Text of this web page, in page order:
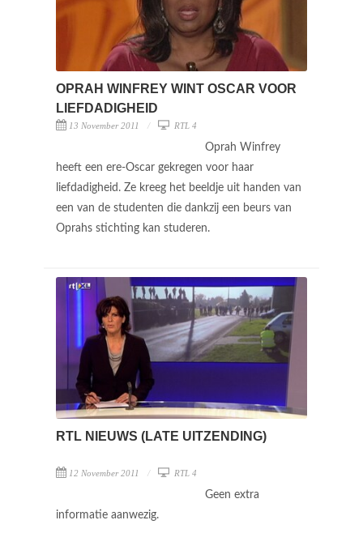
OPRAH WINFREY WINT OSCAR VOOR
LIEFDADIGHEID
13 November 2011 RTL 4
Oprah Winfrey
heeft een ere-Oscar gekregen voor haar
liefdadigheid. Ze kreeg het beeldje uit handen van
een van de studenten die dankzij een beurs van
Oprahs stichting kan studeren.
RTL NIEUWS (LATE UITZENDING)
12 November 2011 RTL 4
Geen extra
informatie aanwezig.